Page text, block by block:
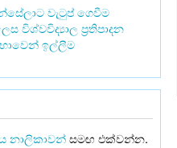
වැටුප් ගෙවීම
විශ්වවිද්‍යාල ප්‍රතිපාදන
ඉල්ලීම
නාලිකාවන්සමඟ එක්වන්න.